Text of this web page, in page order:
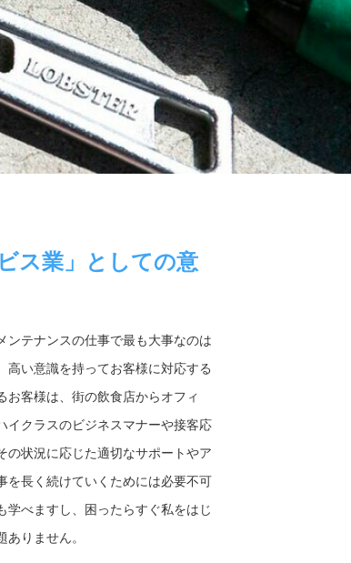
ス業」としての意
ンテナンスの仕事で最も大事なのは
高い意識を持ってお客様に対応する
お客様は、街の飲食店からオフィ
イクラスのビジネスマナーや接客応
の状況に応じた適切なサポートやア
を長く続けていくためには必要不可
学べますし、困ったらすぐ私をはじ
りません。